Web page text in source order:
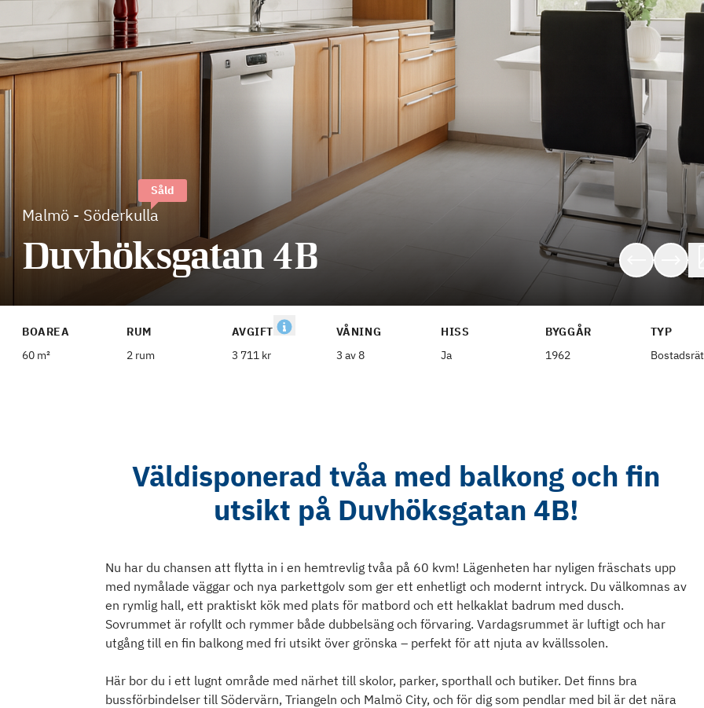
Malmö - Söderkulla
Såld
Duvhöksgatan 4B
BOAREA
60 m²
RUM
2 rum
AVGIFT
3 711 kr
VÅNING
3 av 8
HISS
Ja
BYGGÅR
1962
TYP
Väldisponerad tvåa med balkong och fin
utsikt på Duvhöksgatan 4B!
Nu har du chansen att flytta in i en hemtrevlig tvåa på 60 kvm! Lägenheten har nyligen fräschats upp
med nymålade väggar och nya parkettgolv som ger ett enhetligt och modernt intryck. Du välkomnas av
en rymlig hall, ett praktiskt kök med plats för matbord och ett helkaklat badrum med dusch.
Sovrummet är rofyllt och rymmer både dubbelsäng och förvaring. Vardagsrummet är luftigt och har
utgång till en fin balkong med fri utsikt över grönska – perfekt för att njuta av kvällssolen.
Här bor du i ett lugnt område med närhet till skolor, parker, sporthall och butiker. Det finns bra
bussförbindelser till Södervärn, Triangeln och Malmö City, och för dig som pendlar med bil är det nära